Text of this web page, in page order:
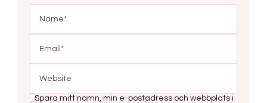
Spara mitt namn, min e-postadress och webbplats i